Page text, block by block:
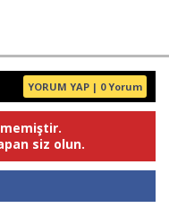
YORUM YAP | 0 Yorum
siz olun.